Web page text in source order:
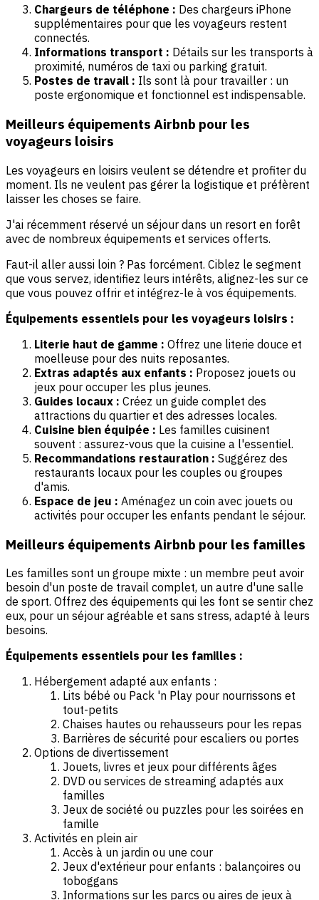
Chargeurs de téléphone : Des chargeurs iPhone
supplémentaires pour que les voyageurs restent
connectés.
Informations transport : Détails sur les transports à
proximité, numéros de taxi ou parking gratuit.
Postes de travail : Ils sont là pour travailler : un
poste ergonomique et fonctionnel est indispensable.
Meilleurs équipements Airbnb pour les
voyageurs loisirs
Les voyageurs en loisirs veulent se détendre et profiter du
moment. Ils ne veulent pas gérer la logistique et préfèrent
laisser les choses se faire.
J'ai récemment réservé un séjour dans un resort en forêt
avec de nombreux équipements et services offerts.
Faut-il aller aussi loin ? Pas forcément. Ciblez le segment
que vous servez, identifiez leurs intérêts, alignez-les sur ce
que vous pouvez offrir et intégrez-le à vos équipements.
Équipements essentiels pour les voyageurs loisirs :
Literie haut de gamme : Offrez une literie douce et
moelleuse pour des nuits reposantes.
Extras adaptés aux enfants : Proposez jouets ou
jeux pour occuper les plus jeunes.
Guides locaux : Créez un guide complet des
attractions du quartier et des adresses locales.
Cuisine bien équipée : Les familles cuisinent
souvent : assurez-vous que la cuisine a l'essentiel.
Recommandations restauration : Suggérez des
restaurants locaux pour les couples ou groupes
d'amis.
Espace de jeu : Aménagez un coin avec jouets ou
activités pour occuper les enfants pendant le séjour.
Meilleurs équipements Airbnb pour les familles
Les familles sont un groupe mixte : un membre peut avoir
besoin d'un poste de travail complet, un autre d'une salle
de sport. Offrez des équipements qui les font se sentir chez
eux, pour un séjour agréable et sans stress, adapté à leurs
besoins.
Équipements essentiels pour les familles :
Hébergement adapté aux enfants :
Lits bébé ou Pack 'n Play pour nourrissons et
tout-petits
Chaises hautes ou rehausseurs pour les repas
Barrières de sécurité pour escaliers ou portes
Options de divertissement
Jouets, livres et jeux pour différents âges
DVD ou services de streaming adaptés aux
familles
Jeux de société ou puzzles pour les soirées en
famille
Activités en plein air
Accès à un jardin ou une cour
Jeux d'extérieur pour enfants : balançoires ou
toboggans
Informations sur les parcs ou aires de jeux à